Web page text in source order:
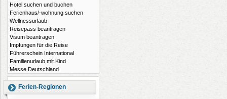
Hotel suchen und buchen
Ferienhaus/-wohnung suchen
Wellnessurlaub
Reisepass beantragen
Visum beantragen
Impfungen für die Reise
Führerschein International
Familienurlaub mit Kind
Messe Deutschland
Ferien-Regionen